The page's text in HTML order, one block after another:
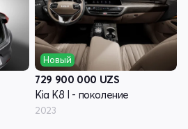
Новый
729 900 000 UZS
Kia K8 I - поколение
2023